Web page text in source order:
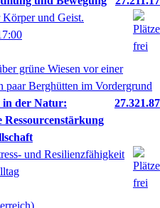
und Geist.
in der Natur:
Ressourcenstärkung
27.321.87
und Resilienzfähigkeit